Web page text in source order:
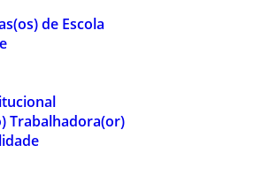
de Escola
Trabalhadora(or)